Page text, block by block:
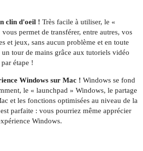
clin d'oeil ! Très facile à utiliser, le «
permet de transférer, entre autres, vos
et jeux, sans aucun problème et en toute
tour de mains grâce aux tutoriels vidéo
étape !
Windows sur Mac ! Windows se fond
le « launchpad » Windows, le partage
et les fonctions optimisées au niveau de la
parfaite : vous pourriez même apprécier
Windows.